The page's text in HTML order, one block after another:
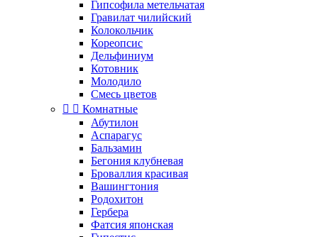
Гипсофила метельчатая
Гравилат чилийский
Колокольчик
Кореопсис
Дельфиниум
Котовник
Молодило
Смесь цветов
  Комнатные
Абутилон
Аспарагус
Бальзамин
Бегония клубневая
Броваллия красивая
Вашингтония
Родохитон
Гербера
Фатсия японская